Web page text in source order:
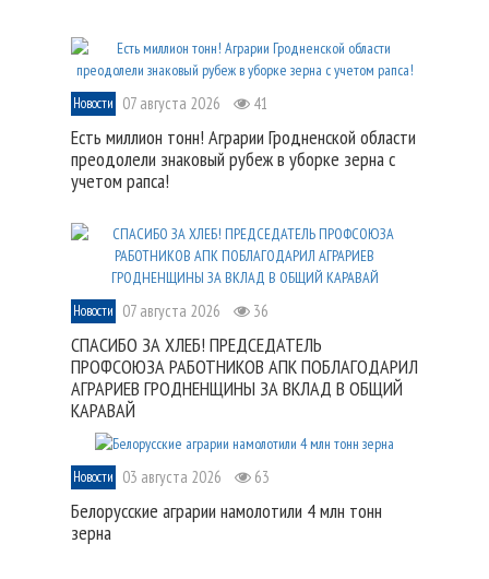
Новости 07 августа 2026 41
Есть миллион тонн! Аграрии Гродненской области
преодолели знаковый рубеж в уборке зерна с
учетом рапса!
Новости 07 августа 2026 36
СПАСИБО ЗА ХЛЕБ! ПРЕДСЕДАТЕЛЬ
ПРОФСОЮЗА РАБОТНИКОВ АПК ПОБЛАГОДАРИЛ
АГРАРИЕВ ГРОДНЕНЩИНЫ ЗА ВКЛАД В ОБЩИЙ
КАРАВАЙ
Новости 03 августа 2026 63
Белорусские аграрии намолотили 4 млн тонн
зерна